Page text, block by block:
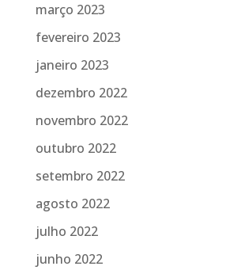
março 2023
fevereiro 2023
janeiro 2023
dezembro 2022
novembro 2022
outubro 2022
setembro 2022
agosto 2022
julho 2022
junho 2022